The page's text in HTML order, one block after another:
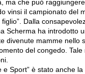
ma che può
vinsi il campionato del
Dalla
Scherma ha introdotto
divenute mamme nello
del congedo.
e Sport” è stato anche